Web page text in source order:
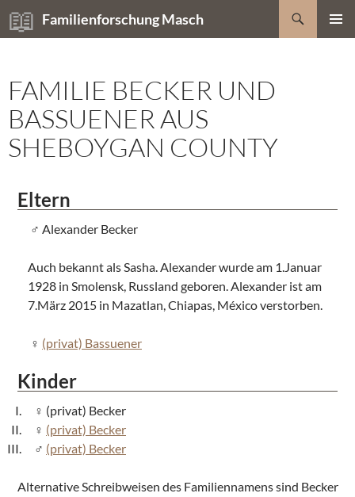
Zum
Inhalt
Familienforschung Masch
Suchen
FAMILIE BECKER UND
BASSUENER AUS
SHEBOYGAN COUNTY
Eltern
Alexander Becker
Auch bekannt als Sasha. Alexander wurde am 1.Januar
1928 in Smolensk, Russland geboren. Alexander ist am
7.März 2015 in Mazatlan, Chiapas, México verstorben.
(privat) Bassuener
Kinder
(privat) Becker
(privat) Becker
(privat) Becker
Alternative Schreibweisen des Familiennamens sind Becker